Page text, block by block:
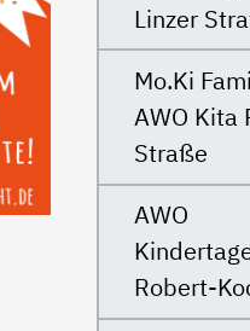
Linzer
Mo.Ki
AWO Kita
Straße
AWO
Robert-